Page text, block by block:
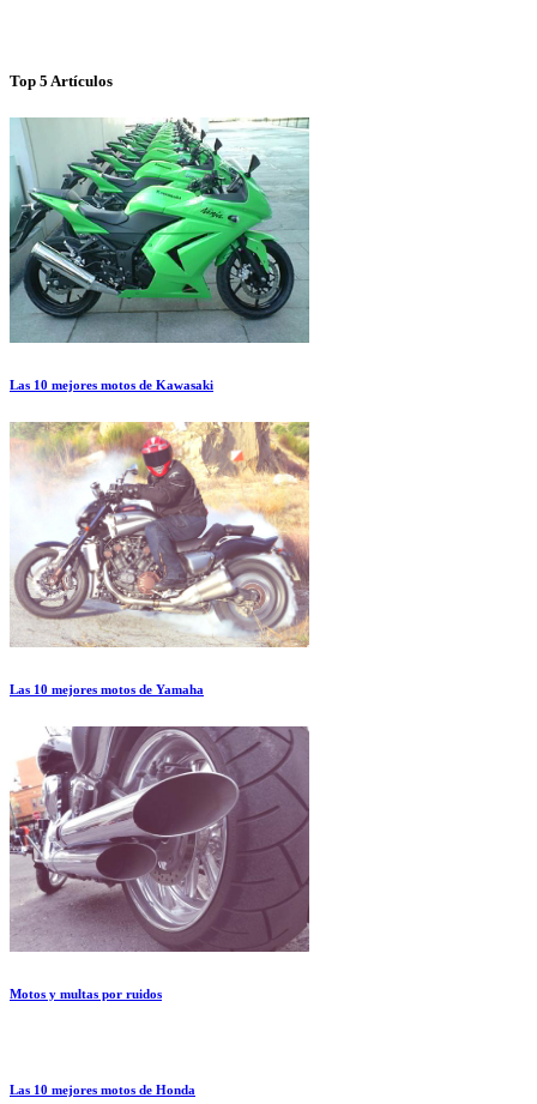
Top 5 Artículos
Las 10 mejores motos de Kawasaki
Las 10 mejores motos de Yamaha
Motos y multas por ruidos
Las 10 mejores motos de Honda